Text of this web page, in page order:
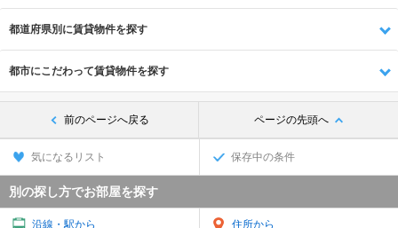
都道府県別に賃貸物件を探す
都市にこだわって賃貸物件を探す
前のページへ戻る ページの先頭へ
気になるリスト 保存中の条件
別の探し方でお部屋を探す
沿線・駅から 住所から